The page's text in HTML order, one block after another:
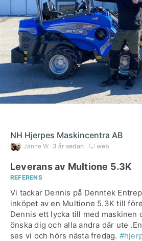
NH Hjerpes Maskincentra AB
Janne W 3 år sedan web
Leverans av Multione 5.3K
REFERENS
Vi tackar Dennis på Denntek
inköpet av en Multione 5.3K till
Dennis ett lycka till med maskinen
önska dig och alla andra där ute
ses vi och hörs nästa fredag.